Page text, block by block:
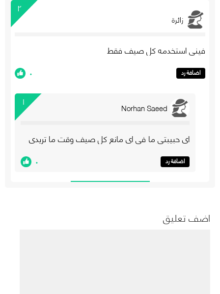
٢
زائرة
فيني استخدمه كل صيف فقط
اضافة رد ٠
١ Norhan Saeed
اي حبيبتي ما في اي مانع كل صيف وقت ما تريدي
اضافة رد ٠
اضف تعليق